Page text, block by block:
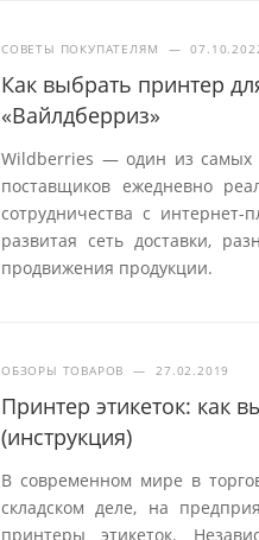
СОВЕТЫ ПОКУПАТЕЛЯМ —
Как выбрать принтер
«Вайлдберриз»
Wildberries — один из самых
поставщиков ежедневно
сотрудничества с
развитая сеть доставки,
продвижения продукции.
ОБЗОРЫ ТОВАРОВ — 27.02.2019
Принтер этикеток: как
(инструкция)
В современном мире в
складском деле, на
принтеры этикеток.